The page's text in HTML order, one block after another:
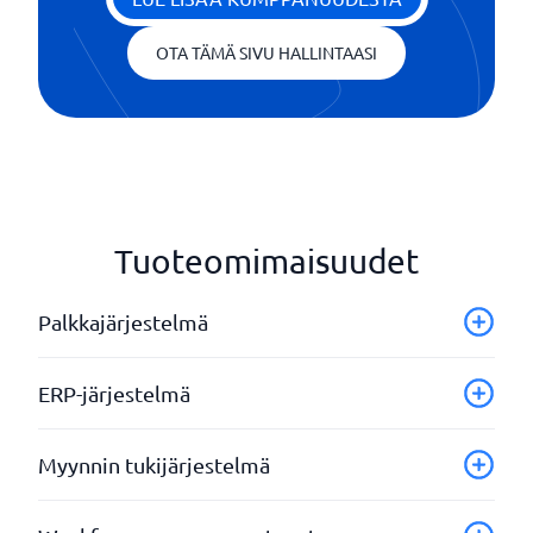
OTA TÄMÄ SIVU HALLINTAASI
Tuoteomimaisuudet
Palkkajärjestelmä
Absence management
API-integraatiot
Dashboard
ERP-järjestelmä
Aikataulu
Budjettityökalu
Myynnin tukijärjestelmä
Asiakirjojen ja sopimusten laatiminen